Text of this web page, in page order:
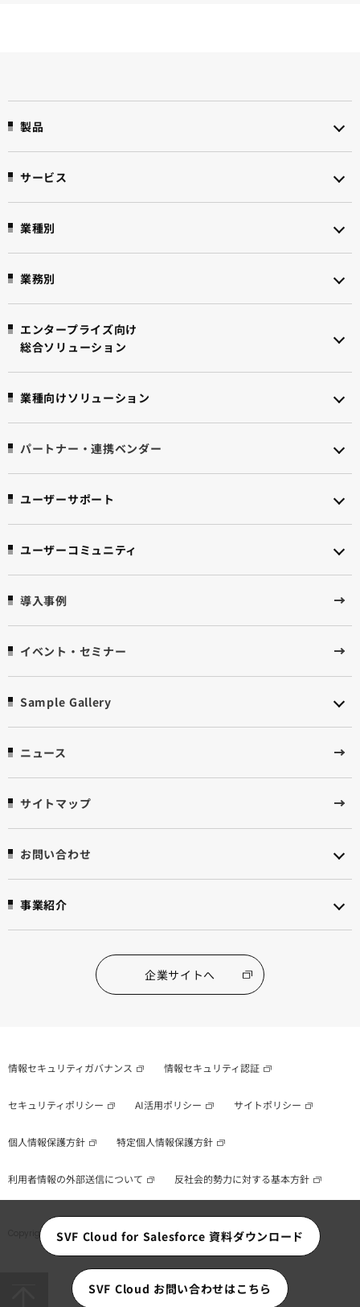
SVF Cloud for Salesforce 資料ダウンロード
SVF Cloud お問い合わせはこちら
製品
サービス
業種別
業務別
エンタープライズ向け
総合ソリューション
業種向けソリューション
パートナー・連携ベンダー
ユーザーサポート
ユーザーコミュニティ
導入事例
イベント・セミナー
Sample Gallery
ニュース
サイトマップ
お問い合わせ
事業紹介
企業サイトへ
情報セキュリティガバナンス 情報セキュリティ認証
セキュリティポリシー AI活用ポリシー サイトポリシー
個人情報保護方針 特定個人情報保護方針
利用者情報の外部送信について 反社会的勢力に対する基本方針
Copyright © WingArc1st Inc. All Rights Reserved.